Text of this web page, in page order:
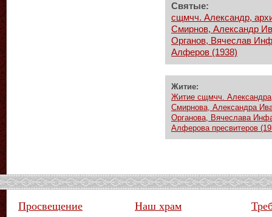
Святые:
сщмчч. Александр,
Смирнов, Александр
Органов, Вячеслав
Алферов (1938)
Житие:
Житие сщмчч.
Смирнова, Александра
Органова, Вячеслава
Алферова пресвитеров
Просвещение Наш храм